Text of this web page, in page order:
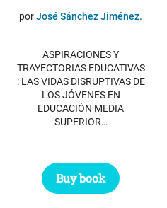
porJosé Sánchez Jiménez.
ASPIRACIONES Y
TRAYECTORIAS EDUCATIVAS
: LAS VIDAS DISRUPTIVAS DE
LOS JÓVENES EN
EDUCACIÓN MEDIA
SUPERIOR…
Buy book